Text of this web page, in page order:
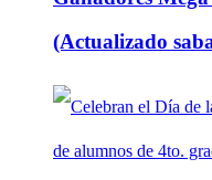
(Actualizado